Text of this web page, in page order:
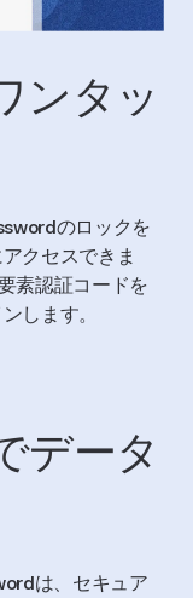
ンタッ
のロックを
クセスできま
素認証コードを
します。
データ
は、セキュア